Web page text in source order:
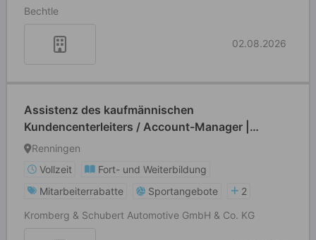
Bechtle
02.08.2026
Assistenz des kaufmännischen
Kundencenterleiters / Account-Manager |
Vertrieb (m/w/d)
Renningen
Vollzeit
Fort- und Weiterbildung
Mitarbeiterrabatte
Sportangebote
2
Kromberg & Schubert Automotive GmbH & Co. KG